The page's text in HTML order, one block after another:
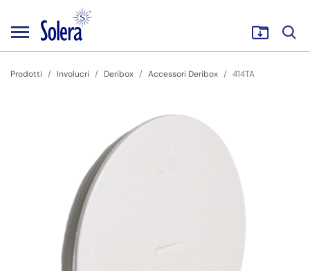
Prodotti Involucri Deribox Accessori Deribox 414TA